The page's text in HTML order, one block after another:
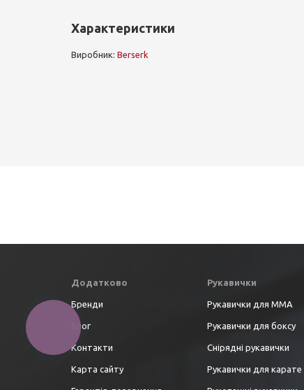
Характеристики
Виробник: Berserk
Додатково
Бренди
Блог
Контакти
Карта сайту
Рукавички
Рукавички для ММА
Рукавички для боксу
Снірядні рукавички
Рукавички для карате